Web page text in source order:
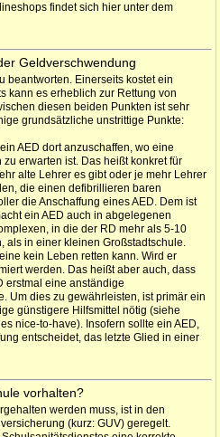
findet sich hier unter dem
Geldverschwendung
beantworten. Einerseits kostet ein
kann es erheblich zur Rettung von
diesen beiden Punkten ist sehr
grundsätzliche unstrittige Punkte:
AED dort anzuschaffen, wo eine
erwarten ist. Das heißt konkret für
alte Lehrer es gibt oder je mehr Lehrer
die einen defibrillieren baren
die Anschaffung eines AED. Dem ist
ein AED auch in abgelegenen
in die der RD mehr als 5-10
als in einer kleinen Großstadtschule.
kein Leben retten kann. Wird er
werden. Das heißt aber auch, dass
erstmal eine anständige
Um dies zu gewährleisten, ist primär ein
günstigere Hilfsmittel nötig (siehe
nice-to-have). Insofern sollte ein AED,
entscheidet, das letzte Glied in einer
vorhalten?
werden muss, ist in den
(kurz: GUV) geregelt.